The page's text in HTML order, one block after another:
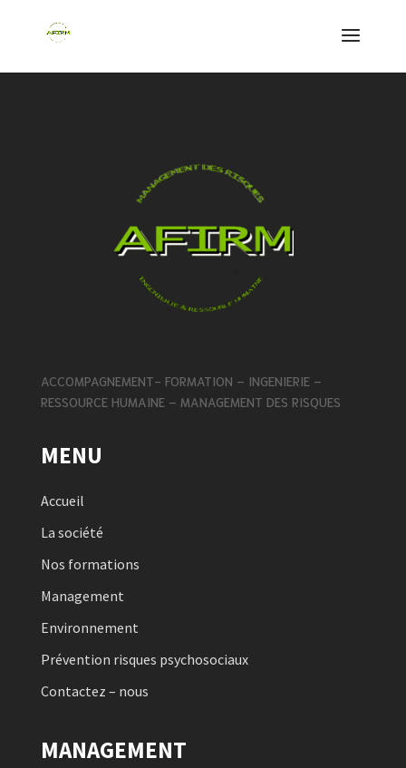
ACCOMPAGNEMENT- FORMATION – INGENIERIE –
RESSOURCE HUMAINE – MANAGEMENT DES RISQUES
MENU
Accueil
La société
Nos formations
Management
Environnement
Prévention risques psychosociaux
Contactez – nous
MANAGEMENT